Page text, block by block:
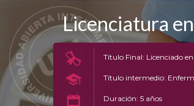
Licenciatura
Título Final: Licenciado
Título intermedio:
Duración: 5 años